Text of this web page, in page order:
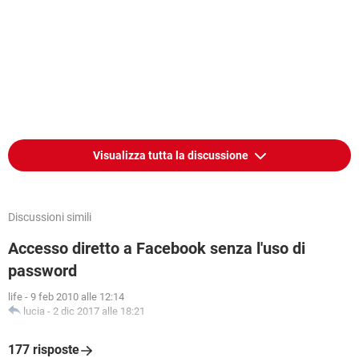
Visualizza tutta la discussione
Discussioni simili
Accesso diretto a Facebook senza l'uso di
password
life - 9 feb 2010 alle 12:14
lucia - 2 dic 2017 alle 18:21
177 risposte